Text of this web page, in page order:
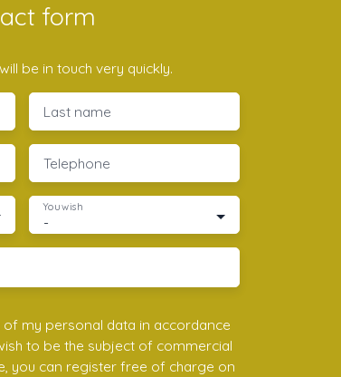
form
be in touch very quickly.
Last name
Telephone
-
You wish
my personal data in accordance
to be the subject of commercial
you can register free of charge on